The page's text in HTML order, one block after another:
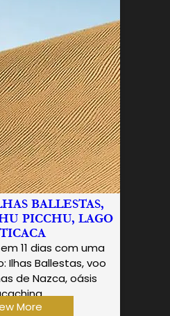
BALLESTAS,
PICCHU, LAGO
11 dias com uma
Ilhas Ballestas, voo
de Nazca, oásis
More